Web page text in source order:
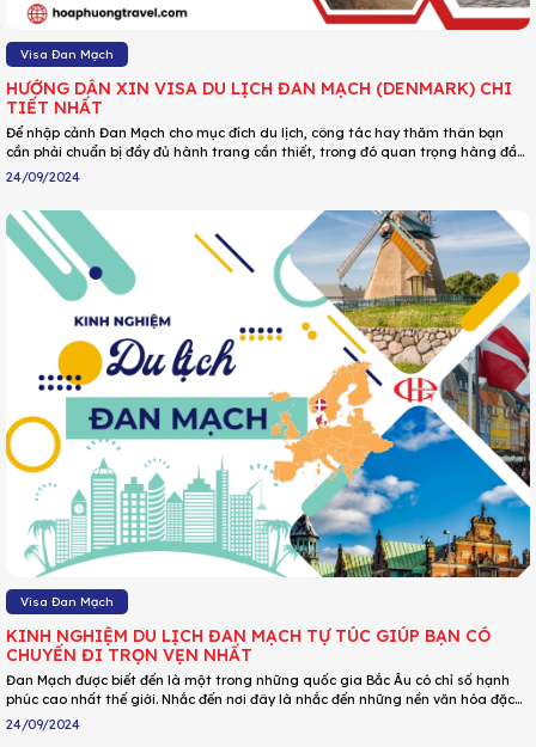
Visa Đan Mạch
HƯỚNG DẪN XIN VISA DU LỊCH ĐAN MẠCH (DENMARK) CHI
TIẾT NHẤT
Để nhập cảnh Đan Mạch cho mục đích du lịch, công tác hay thăm thân bạn
cần phải chuẩn bị đầy đủ hành trang cần thiết, trong đó quan trọng hàng đầu
là visa nhập cảnh vào quốc gia này. Dưới đây là hướng dẫn chi tiết về hồ sơ,
tiết ngay nhé!
24/09/2024
Visa Đan Mạch
KINH NGHIỆM DU LỊCH ĐAN MẠCH TỰ TÚC GIÚP BẠN CÓ
CHUYẾN ĐI TRỌN VẸN NHẤT
Đan Mạch được biết đến là một trong những quốc gia Bắc Âu có chỉ số hạnh
phúc cao nhất thế giới. Nhắc đến nơi đây là nhắc đến những nền văn hóa đặc
sắc, con người mộc mạc, giản dị. Trước khi tự mình khám phá vùng đất này,
hãy cùng tìm hiểu cách đi du lịch Đan Mạch tự túc giúp bạn có chuyến đi trọn
24/09/2024